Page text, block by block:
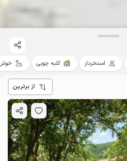
استخردار کلبه چوبی خوش
از برترین